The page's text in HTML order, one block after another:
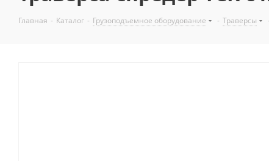
Главная - Каталог - Грузоподъемное оборудование - Траверсы -